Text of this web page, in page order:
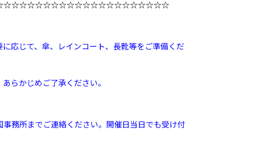
応じて、傘、レインコート、長靴等をご準備くだ
らかじめご了承ください。
務所までご連絡ください。開催日当日でも受け付